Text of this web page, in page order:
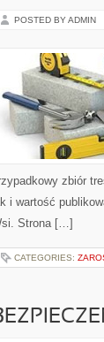
POSTED BY ADMIN
zbiór
i wartość
Strona […]
CATEGORIES: